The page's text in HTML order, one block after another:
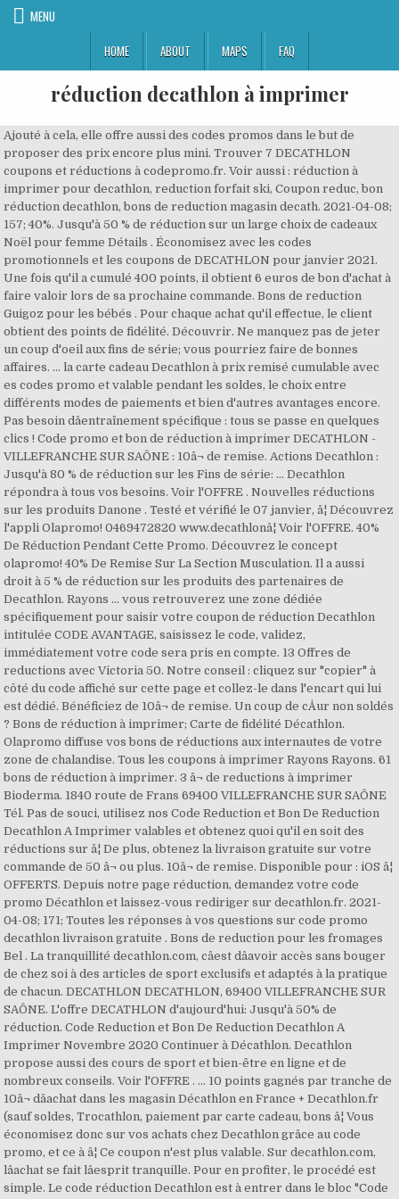
MENU
HOME
ABOUT MAPS FAQ
réduction decathlon à imprimer
Ajouté à cela, elle offre aussi des codes promos dans le but de
proposer des prix encore plus mini. Trouver 7 DECATHLON
coupons et réductions à codepromo.fr. Voir aussi : réduction à
imprimer pour decathlon, reduction forfait ski, Coupon reduc, bon
réduction decathlon, bons de reduction magasin decath. 2021-04-08;
157; 40%. Jusqu'à 50 % de réduction sur un large choix de cadeaux
Noël pour femme Détails . Économisez avec les codes
promotionnels et les coupons de DECATHLON pour janvier 2021.
Une fois qu'il a cumulé 400 points, il obtient 6 euros de bon d'achat à
faire valoir lors de sa prochaine commande. Bons de reduction
Guigoz pour les bébés . Pour chaque achat qu'il effectue, le client
obtient des points de fidélité. Découvrir. Ne manquez pas de jeter
un coup d'oeil aux fins de série; vous pourriez faire de bonnes
affaires. ... la carte cadeau Decathlon à prix remisé cumulable avec
es codes promo et valable pendant les soldes, le choix entre
différents modes de paiements et bien d'autres avantages encore.
Pas besoin dâentraînement spécifique : tous se passe en quelques
clics ! Code promo et bon de réduction à imprimer DECATHLON -
VILLEFRANCHE SUR SAÔNE : 10â¬ de remise. Actions Decathlon :
Jusqu'à 80 % de réduction sur les Fins de série: ... Decathlon
répondra à tous vos besoins. Voir l'OFFRE . Nouvelles réductions
sur les produits Danone . Testé et vérifié le 07 janvier, â¦ Découvrez
l'appli Olapromo! 0469472820 www.decathlonâ¦ Voir l'OFFRE. 40%
De Réduction Pendant Cette Promo. Découvrez le concept
olapromo! 40% De Remise Sur La Section Musculation. Il a aussi
droit à 5 % de réduction sur les produits des partenaires de
Decathlon. Rayons ... vous retrouverez une zone dédiée
spécifiquement pour saisir votre coupon de réduction Decathlon
intitulée CODE AVANTAGE, saisissez le code, validez,
immédiatement votre code sera pris en compte. 13 Offres de
reductions avec Victoria 50. Notre conseil : cliquez sur "copier" à
côté du code affiché sur cette page et collez-le dans l'encart qui lui
est dédié. Bénéficiez de 10â¬ de remise. Un coup de cÅur non soldés
? Bons de réduction à imprimer; Carte de fidélité Décathlon.
Olapromo diffuse vos bons de réductions aux internautes de votre
zone de chalandise. Tous les coupons à imprimer Rayons Rayons. 61
bons de réduction à imprimer. 3 â¬ de reductions à imprimer
Bioderma. 1840 route de Frans 69400 VILLEFRANCHE SUR SAÔNE
Tél. Pas de souci, utilisez nos Code Reduction et Bon De Reduction
Decathlon A Imprimer valables et obtenez quoi qu'il en soit des
réductions sur â¦ De plus, obtenez la livraison gratuite sur votre
commande de 50 â¬ ou plus. 10â¬ de remise. Disponible pour : iOS â¦
OFFERTS. Depuis notre page réduction, demandez votre code
promo Décathlon et laissez-vous rediriger sur decathlon.fr. 2021-
04-08; 171; Toutes les réponses à vos questions sur code promo
decathlon livraison gratuite . Bons de reduction pour les fromages
Bel . La tranquillité decathlon.com, câest dâavoir accès sans bouger
de chez soi à des articles de sport exclusifs et adaptés à la pratique
de chacun. DECATHLON DECATHLON, 69400 VILLEFRANCHE SUR
SAÔNE. L'offre DECATHLON d'aujourd'hui: Jusqu'à 50% de
réduction. Code Reduction et Bon De Reduction Decathlon A
Imprimer Novembre 2020 Continuer à Décathlon. Decathlon
propose aussi des cours de sport et bien-être en ligne et de
nombreux conseils. Voir l'OFFRE . ... 10 points gagnés par tranche de
10â¬ dâachat dans les magasin Décathlon en France + Decathlon.fr
(sauf soldes, Trocathlon, paiement par carte cadeau, bons â¦ Vous
économisez donc sur vos achats chez Decathlon grâce au code
promo, et ce à â¦ Ce coupon n'est plus valable. Sur decathlon.com,
lâachat se fait lâesprit tranquille. Pour en profiter, le procédé est
simple. Le code réduction Decathlon est à entrer dans le bloc "Code